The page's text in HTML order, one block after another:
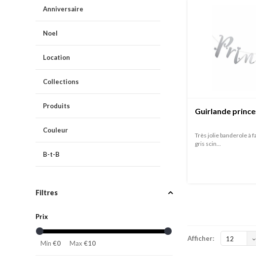
Anniversaire
Noel
Location
Collections
Produits
Couleur
B-t-B
Filtres
Prix
Min €0 Max €10
Guirlande
Très jolie banderole à
gris scin...
Afficher: 12